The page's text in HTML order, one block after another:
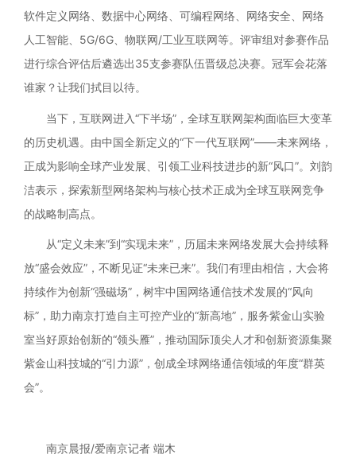
软件定义网络、数据中心网络、可编程网络、网络安全、网络
人工智能、5G/6G、物联网/工业互联网等。评审组对参赛作品
进行综合评估后遴选出35支参赛队伍晋级总决赛。冠军会花落
谁家？让我们拭目以待。
当下，互联网进入“下半场”，全球互联网架构面临巨大变革
的历史机遇。由中国全新定义的“下一代互联网”——未来网络，
正成为影响全球产业发展、引领工业科技进步的新“风口”。刘韵
洁表示，探索新型网络架构与核心技术正成为全球互联网竞争
的战略制高点。
从“定义未来”到“实现未来”，历届未来网络发展大会持续释
放“盛会效应”，不断见证“未来已来”。我们有理由相信，大会将
持续作为创新“强磁场”，树牢中国网络通信技术发展的“风向
标”，助力南京打造自主可控产业的“新高地”，服务紫金山实验
室当好原始创新的“领头雁”，推动国际顶尖人才和创新资源集聚
紫金山科技城的“引力源”，创成全球网络通信领域的年度“群英
会”。
南京晨报/爱南京记者 端木